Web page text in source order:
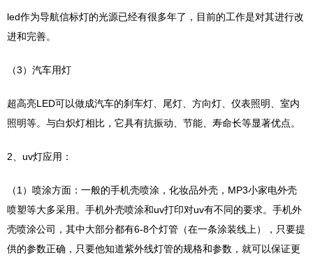
led作为导航信标灯的光源已经有很多年了，目前的工作是对其进行改
进和完善。
（3）汽车用灯
超高亮LED可以做成汽车的刹车灯、尾灯、方向灯、仪表照明、室内
照明等。与白炽灯相比，它具有抗振动、节能、寿命长等显著优点。
2、uv灯应用：
（1）喷涂方面：一般的手机壳喷涂，化妆品外壳，MP3小家电外壳
喷塑等大多采用。手机外壳喷涂和uv打印对uv有不同的要求。手机外
壳喷涂公司，其中大部分都有6-8个灯管（在一条涂装线上），只要提
供的参数正确，只要他知道紫外线灯管的规格和参数，就可以保证更